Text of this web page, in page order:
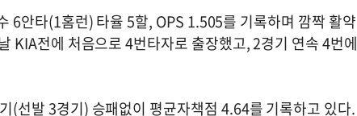
6안타(1홈런) 타율 5할, OPS 1.505를 기록하며 깜짝 활약
KIA전에 처음으로 4번타자로 출장했고, 2경기 연속 4번에
(선발 3경기) 승패없이 평균자책점 4.64를 기록하고 있다.